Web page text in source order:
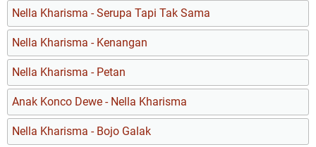
Nella Kharisma - Serupa Tapi Tak Sama
Nella Kharisma - Kenangan
Nella Kharisma - Petan
Anak Konco Dewe - Nella Kharisma
Nella Kharisma - Bojo Galak